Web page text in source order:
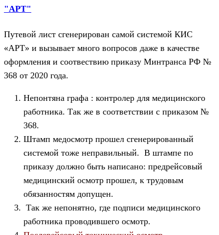
"АРТ"
Путевой лист сгенерирован самой системой КИС
«АРТ» и вызывает много вопросов даже в качестве
оформления и соотвествию приказу Минтранса РФ №
368 от 2020 года.
Непонтяна графа : контролер для медицинского
работника. Так же в соответствии с приказом №
368.
Штамп медосмотр прошел сгенерированный
системой тоже неправильный. В штампе по
приказу должно быть написано: предрейсовый
медицинский осмотр прошел, к трудовым
обязанностям допущен.
Так же непонятно, где подписи медицинского
работника проводившего осмотр.